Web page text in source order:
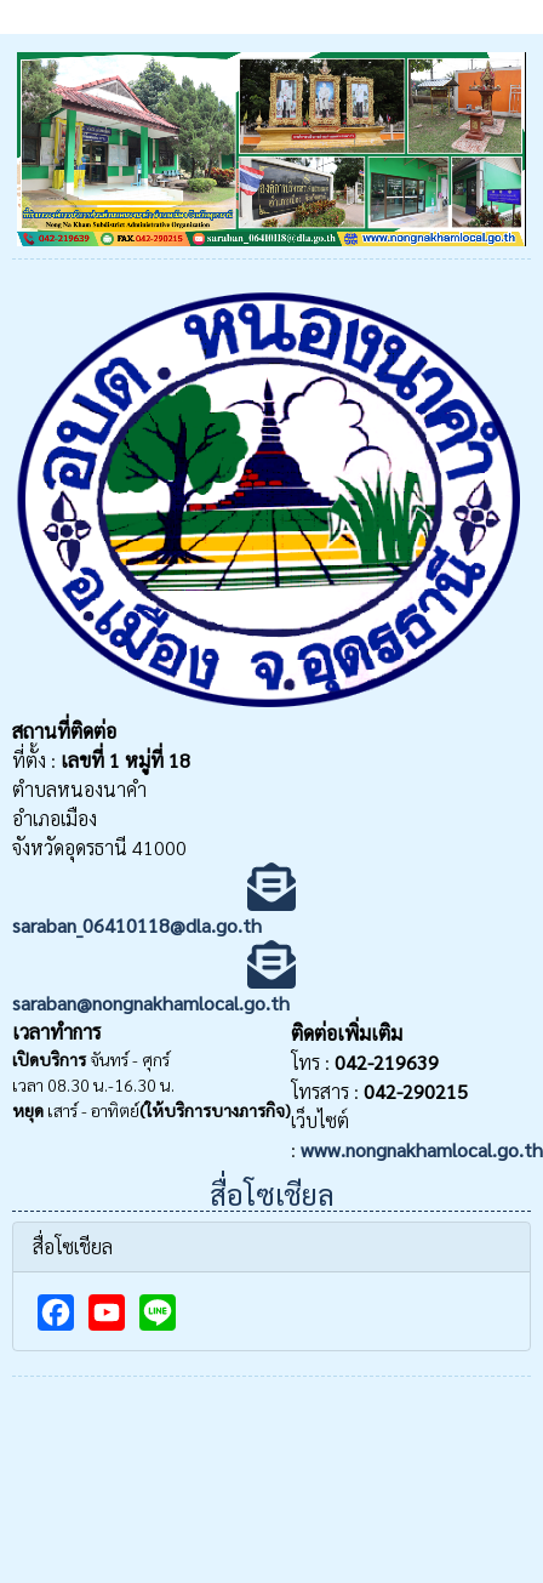
สถานที่ติดต่อ
ที่ตั้ง : เลขที่ 1 หมู่ที่ 18
ตำบลหนองนาคำ
อำเภอเมือง
จังหวัดอุดรธานี 41000
saraban_06410118@dla.go.th
saraban@nongnakhamlocal.go.th
เวลาทำการ
เปิดบริการจันทร์ - ศุกร์
เวลา 08.30 น.-16.30 น.
หยุด เสาร์ - อาทิตย์(ให้บริการบางภารกิจ)
ติดต่อเพิ่มเติม
โทร : 042-219639
โทรสาร : 042-290215
เว็บไซต์
: www.nongnakhamlocal.go.th
สื่อโซเชียล
สื่อโซเชียล
F
a
Y
o